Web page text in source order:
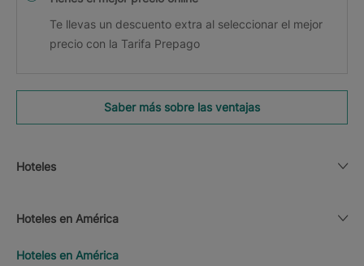
Te llevas un descuento extra al seleccionar el mejor
precio con la Tarifa Prepago
Saber más sobre las ventajas
Hoteles
Hoteles en América
Hoteles en América